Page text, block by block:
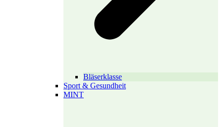
Bläserklasse
Sport & Gesundheit
MINT